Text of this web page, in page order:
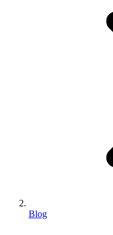
Blog